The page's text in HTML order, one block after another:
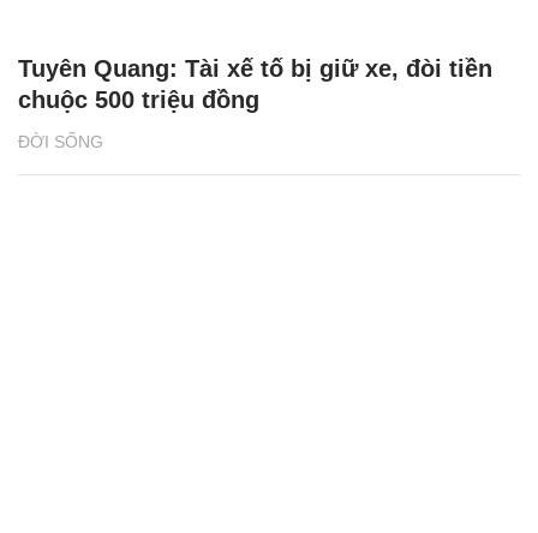
ĐỜI SỐNG
Tuyên Quang: Tài xế tố bị giữ xe, đòi tiền
chuộc 500 triệu đồng